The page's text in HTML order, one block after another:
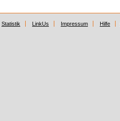
Statistik LinkUs Impressum Hilfe